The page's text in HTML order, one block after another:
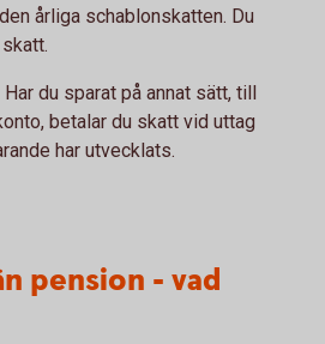
årliga schablonskatten. Du
Har du sparat på annat sätt, till
betalar du skatt vid uttag
har utvecklats.
pension - vad